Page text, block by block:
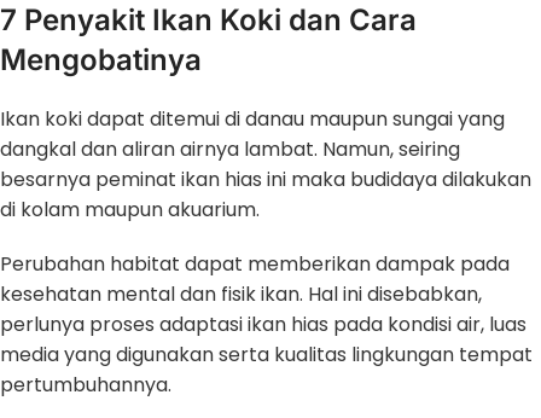
7 Penyakit Ikan Koki dan Cara
Mengobatinya
Ikan koki dapat ditemui di danau maupun sungai yang
dangkal dan aliran airnya lambat. Namun, seiring
besarnya peminat ikan hias ini maka budidaya dilakukan
di kolam maupun akuarium.
Perubahan habitat dapat memberikan dampak pada
kesehatan mental dan fisik ikan. Hal ini disebabkan,
perlunya proses adaptasi ikan hias pada kondisi air, luas
media yang digunakan serta kualitas lingkungan tempat
pertumbuhannya.